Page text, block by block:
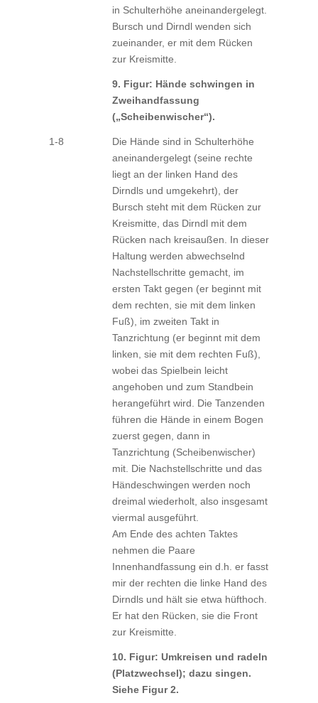
in Schulterhöhe aneinandergelegt.
Bursch und Dirndl wenden sich
zueinander, er mit dem Rücken
zur Kreismitte.
9. Figur: Hände schwingen in
Zweihandfassung
(„Scheibenwischer“).
1-8
Die Hände sind in Schulterhöhe
aneinandergelegt (seine rechte
liegt an der linken Hand des
Dirndls und umgekehrt), der
Bursch steht mit dem Rücken zur
Kreismitte, das Dirndl mit dem
Rücken nach kreisaußen. In dieser
Haltung werden abwechselnd
Nachstellschritte gemacht, im
ersten Takt gegen (er beginnt mit
dem rechten, sie mit dem linken
Fuß), im zweiten Takt in
Tanzrichtung (er beginnt mit dem
linken, sie mit dem rechten Fuß),
wobei das Spielbein leicht
angehoben und zum Standbein
herangeführt wird. Die Tanzenden
führen die Hände in einem Bogen
zuerst gegen, dann in
Tanzrichtung (Scheibenwischer)
mit. Die Nachstellschritte und das
Händeschwingen werden noch
dreimal wiederholt, also insgesamt
viermal ausgeführt.
Am Ende des achten Taktes
nehmen die Paare
Innenhandfassung ein d.h. er fasst
mir der rechten die linke Hand des
Dirndls und hält sie etwa hüfthoch.
Er hat den Rücken, sie die Front
zur Kreismitte.
10. Figur: Umkreisen und radeln
(Platzwechsel); dazu singen.
Siehe Figur 2.